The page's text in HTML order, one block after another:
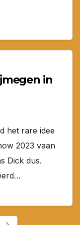
in
het rare idee
2023 vaan
Dick dus.